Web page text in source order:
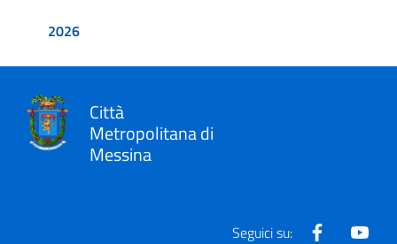
2026
Città
Metropolitana di
Messina
Seguici su: Facebook